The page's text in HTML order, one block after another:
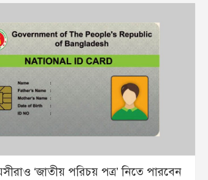
‘জাতীয় পরিচয় পত্র’ নিতে পারবেন